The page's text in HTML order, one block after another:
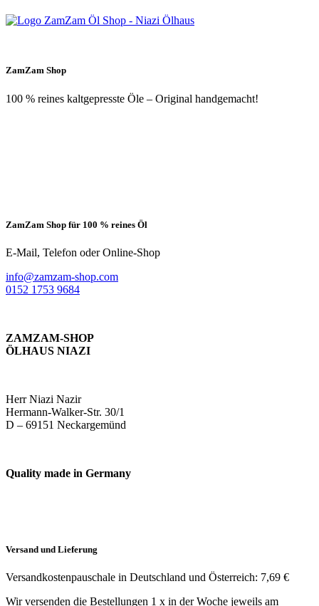
ZamZam Shop
100 % reines kaltgepresste Öle – Original handgemacht!
ZamZam Shop für 100 % reines Öl
E-Mail, Telefon oder Online-Shop
info@zamzam-shop.com
0152 1753 9684
ZAMZAM-SHOP
ÖLHAUS NIAZI
Herr Niazi Nazir
Hermann-Walker-Str. 30/1
D – 69151 Neckargemünd
Quality made in Germany
Versand und Lieferung
Versandkostenpauschale in Deutschland und Österreich: 7,69 €
Wir versenden die Bestellungen 1 x in der Woche jeweils am